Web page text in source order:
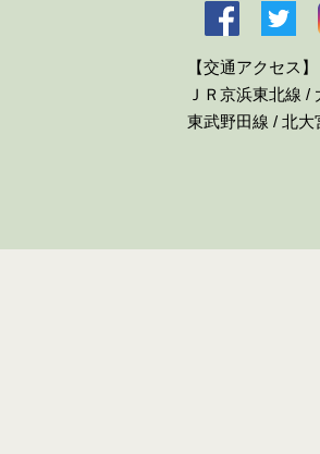
【交通アクセス】
ＪＲ京浜東北線 /
東武野田線 / 北